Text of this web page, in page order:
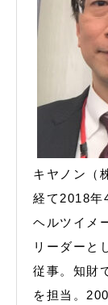
キヤノン（
経て2018年
ヘルツイメ
リーダーと
従事。知財
を担当。